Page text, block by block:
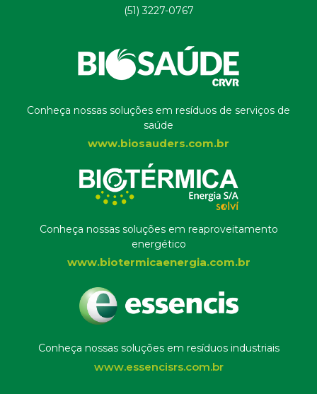
(51) 3227-0767
Conheça nossas soluções em resíduos de serviços de
saúde
www.biosauders.com.br
Conheça nossas soluções em reaproveitamento
energético
www.biotermicaenergia.com.br
Conheça nossas soluções em resíduos industriais
www.essencisrs.com.br